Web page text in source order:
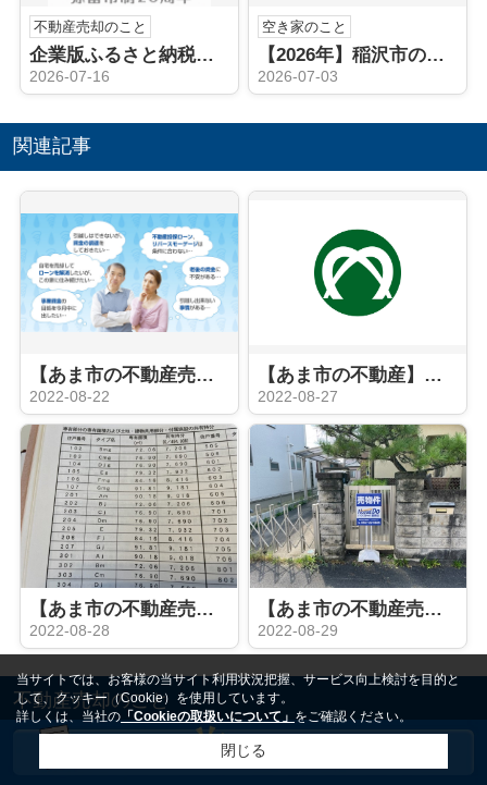
不動産売却のこと
企業版ふるさと納税（弥富市）
2026-07-16
空き家のこと
【2026年】稲沢市の空き家相続後どうする？売却や手続きの流れを解説
2026-07-03
関連記事
【あま市の不動産売却】家を売った後も住み続けるRN
2022-08-22
【あま市の不動産】あま市
2022-08-27
【あま市の不動産売却】マンション査定
2022-08-28
【あま市の不動産売却】看板設置
2022-08-29
不動産売却のこと
企業版ふるさと納税（稲沢市）
企業版ふるさと納税を通じて稲沢市を応援しましたいつも株式会社
当サイトでは、お客様の当サイト利用状況把握、サービス向上検討を目的と
して、クッキー（Cookie）を使用しています。
詳しくは、当社の 「Cookieの取扱いについて」 をご確認ください。
閉じる